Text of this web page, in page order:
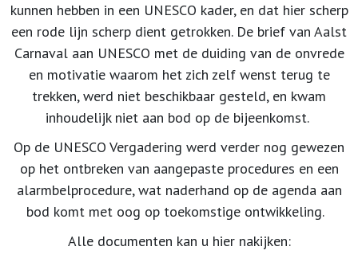
kunnen hebben in een UNESCO kader, en dat hier scherp
een rode lijn scherp dient getrokken. De brief van Aalst
Carnaval aan UNESCO met de duiding van de onvrede
en motivatie waarom het zich zelf wenst terug te
trekken, werd niet beschikbaar gesteld, en kwam
inhoudelijk niet aan bod op de bijeenkomst.
Op de UNESCO Vergadering werd verder nog gewezen
op het ontbreken van aangepaste procedures en een
alarmbelprocedure, wat naderhand op de agenda aan
bod komt met oog op toekomstige ontwikkeling.
Alle documenten kan u hier nakijken: